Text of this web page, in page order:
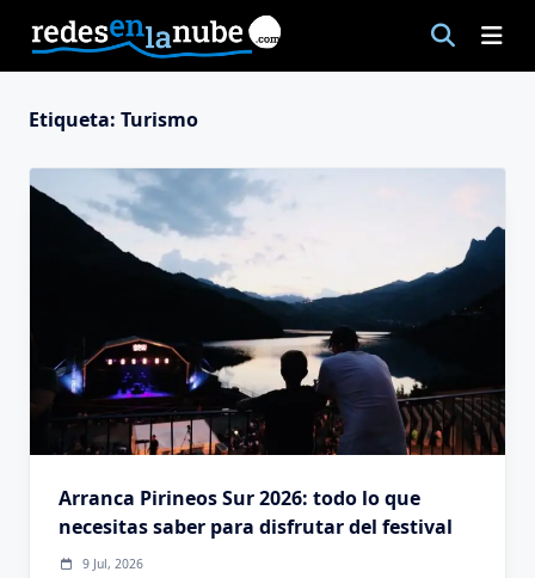
contenido
Etiqueta: Turismo
Arranca Pirineos Sur 2026: todo lo que
necesitas saber para disfrutar del festival
9 Jul, 2026